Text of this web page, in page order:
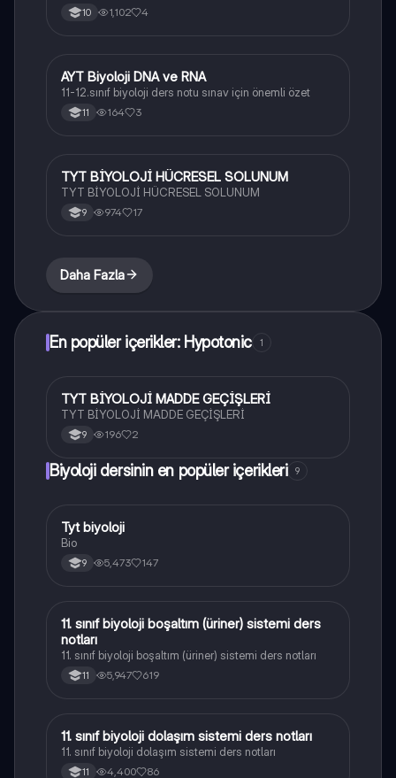
10 1,102 4
Biyoloji
AYT Biyoloji DNA ve RNA
11-12.sınıf biyoloji ders notu sınav için önemli özet
11 164 3
Biyoloji
TYT BİYOLOJİ HÜCRESEL SOLUNUM
TYT BİYOLOJİ HÜCRESEL SOLUNUM
9 974 17
Daha Fazla
En popüler içerikler: Hypotonic 1
Biyoloji
TYT BİYOLOJİ MADDE GEÇİŞLERİ
TYT BİYOLOJİ MADDE GEÇİŞLERİ
9 196 2
Biyoloji dersinin en popüler içerikleri 9
Biyoloji
Tyt biyoloji
Bio
9 5,473 147
Biyoloji
11. sınıf biyoloji boşaltım (üriner) sistemi ders
notları
11. sınıf biyoloji boşaltım (üriner) sistemi ders notları
11 5,947 619
Biyoloji
11. sınıf biyoloji dolaşım sistemi ders notları
11. sınıf biyoloji dolaşım sistemi ders notları
11 4,400 86